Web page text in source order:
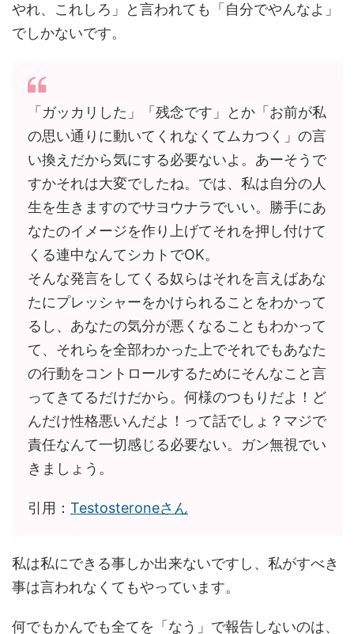
やれ、これしろ」と言われても「自分でやんなよ」
でしかないです。
「ガッカリした」「残念です」とか「お前が私
の思い通りに動いてくれなくてムカつく」の言
い換えだから気にする必要ないよ。あーそうで
すかそれは大変でしたね。では、私は自分の人
生を生きますのでサヨウナラでいい。勝手にあ
なたのイメージを作り上げてそれを押し付けて
くる連中なんてシカトでOK。
そんな発言をしてくる奴らはそれを言えばあな
たにプレッシャーをかけられることをわかって
るし、あなたの気分が悪くなることもわかって
て、それらを全部わかった上でそれでもあなた
の行動をコントロールするためにそんなこと言
ってきてるだけだから。何様のつもりだよ！ど
んだけ性格悪いんだよ！って話でしょ？マジで
責任なんて一切感じる必要ない。ガン無視でい
きましょう。
引用： Testosteroneさん
私は私にできる事しか出来ないですし、私がすべき
事は言われなくてもやっています。
何でもかんでも全てを「なう」で報告しないのは、